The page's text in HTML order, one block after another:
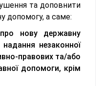
та доповнити
допомогу, а саме:
нову державну
незаконної
правових та/або
допомоги, крім